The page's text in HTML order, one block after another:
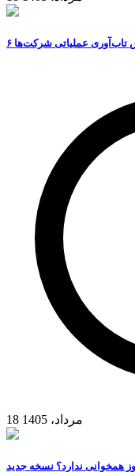
تاب‌آوری عملیاتی شرکت‌ها
18 مرداد، 1405
همخوانی ندارد؟ نسخه جدید